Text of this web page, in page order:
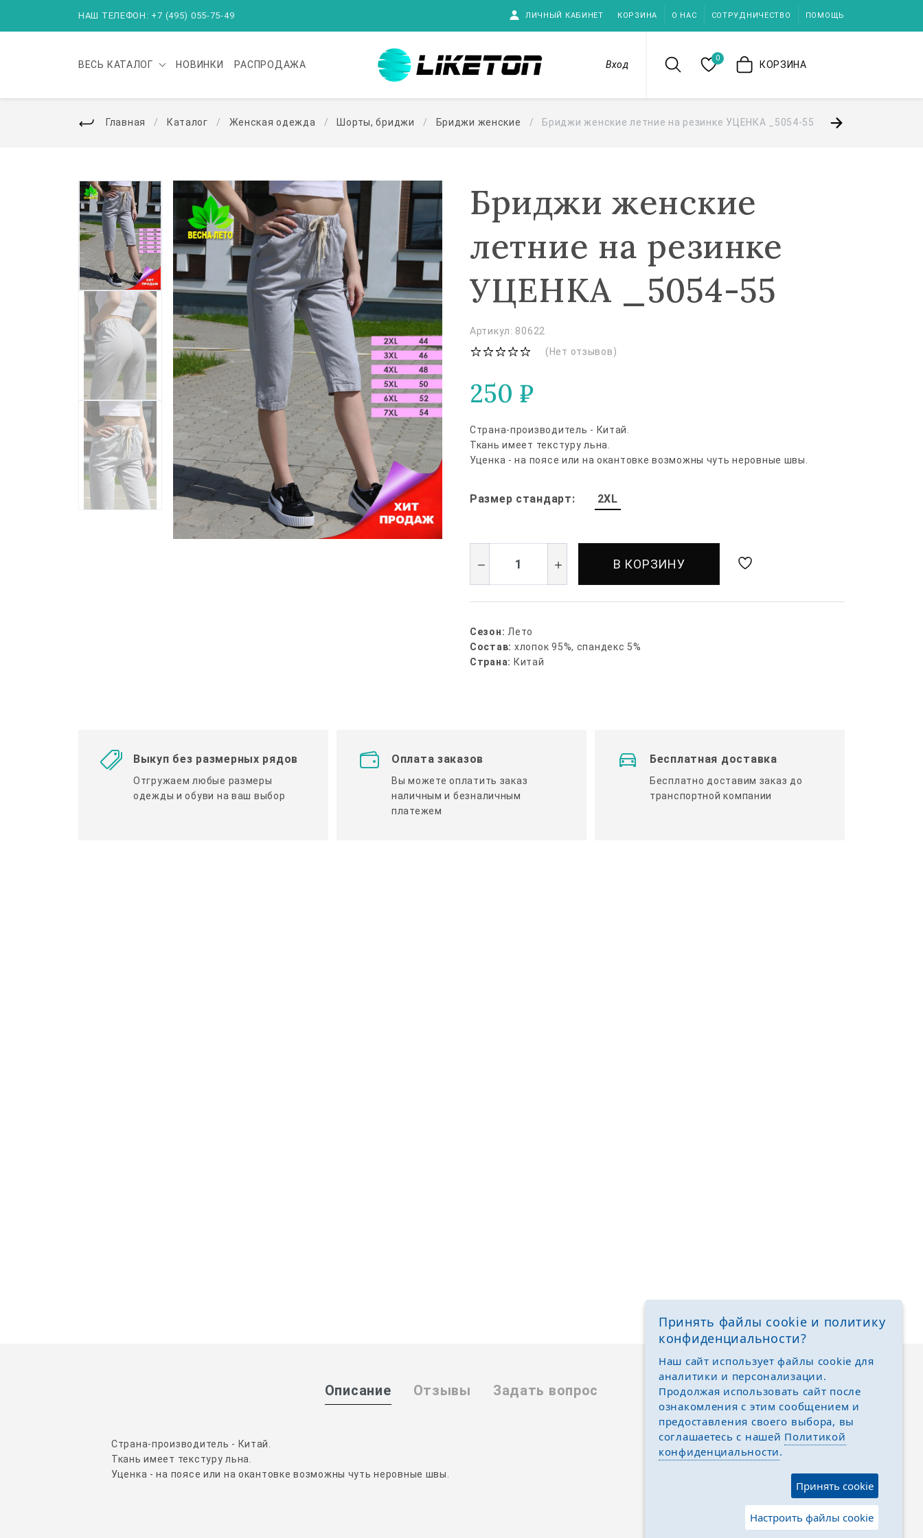
НАШ ТЕЛЕФОН: +7 (495) 055-75-49 ЛИЧНЫЙ КАБИНЕТ КОРЗИНА О НАС СОТРУДНИЧЕСТВО ПОМОЩЬ
ВЕСЬ КАТАЛОГ НОВИНКИ РАСПРОДАЖА Вход
0
КОРЗИНА
Главная Каталог Женская одежда Шорты, бриджи Бриджи женские Бриджи женские летние на резинке УЦЕНКА _5054-55
Бриджи женские
летние на резинке
УЦЕНКА _5054-55
Артикул: 80622
(Нет отзывов)
250 ₽
Страна-производитель - Китай.
Ткань имеет текстуру льна.
Уценка - на поясе или на окантовке возможны чуть неровные швы.
Размер стандарт: 2XL
В КОРЗИНУ
Сезон: Лето
Состав: хлопок 95%, спандекс 5%
Страна: Китай
Выкуп без размерных рядов
Отгружаем любые размеры
одежды и обуви на ваш выбор
Оплата заказов
Вы можете оплатить заказ
наличным и безналичным
платежем
Бесплатная доставка
Бесплатно доставим заказ до
транспортной компании
Описание Отзывы Задать вопрос
Страна-производитель - Китай.
Ткань имеет текстуру льна.
Уценка - на поясе или на окантовке возможны чуть неровные швы.
Принять файлы cookie и политику
конфиденциальности?
Наш сайт использует файлы cookie для
аналитики и персонализации.
Продолжая использовать сайт после
ознакомления с этим сообщением и
предоставления своего выбора, вы
соглашаетесь с нашей Политикой
конфиденциальности.
Принять cookie
Настроить файлы cookie